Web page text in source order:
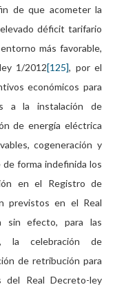
de que acometer la
déficit tarifario
más favorable,
1/2012[125], por el
económicos para
a la instalación de
de energía eléctrica
cogeneración y
forma indefinida los
en el Registro de
previstos en el Real
sin efecto, para las
la celebración de
de retribución para
del Real Decreto-ley